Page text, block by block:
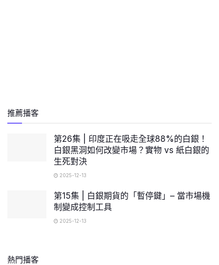
推薦播客
第26集 | 印度正在吸走全球88%的白銀！
白銀黑洞如何改變市場？實物 vs 紙白銀的
生死對決
2025-12-13
第15集 | 白銀期貨的「暫停鍵」– 當市場機
制變成控制工具
2025-12-13
熱門播客